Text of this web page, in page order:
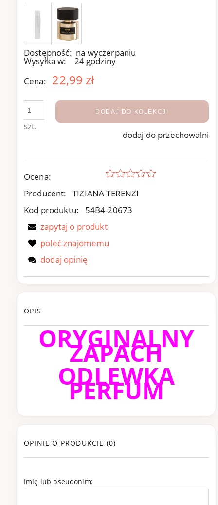
Dostępność: na wyczerpaniu
Wysyłka w:
24 godziny
Cena:
22,99 zł
szt.
DODAJ DO KOLEKCJI
dodaj do przechowalni
Ocena:
Producent:
TIZIANA TERENZI
Kod produktu:
54B4-20673
zapytaj o produkt
poleć znajomemu
dodaj opinię
OPIS
ORYGINALNY
ZAPACH
ODLEWKA
PERFUM
OPINIE O PRODUKCIE (0)
Imię lub pseudonim: